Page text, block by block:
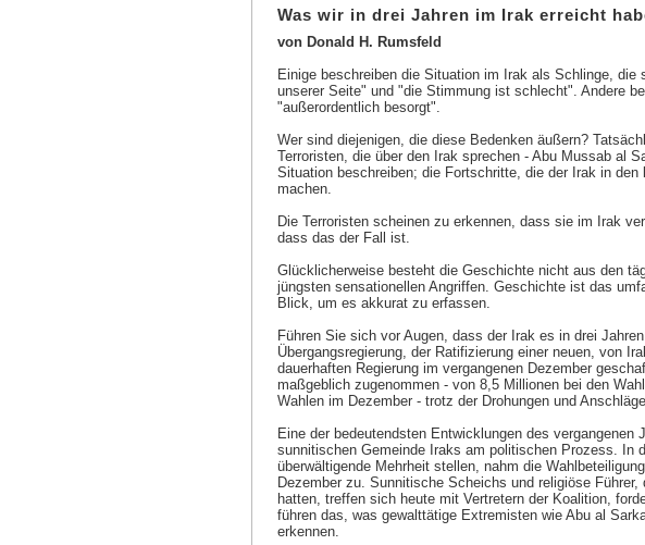
Was wir in drei Jahren im Irak erreicht
von Donald H. Rumsfeld
Einige beschreiben die Situation im Irak als Schlinge,
unserer Seite" und "die Stimmung ist schlecht". Andere
"außerordentlich besorgt".
Wer sind diejenigen, die diese Bedenken äußern?
Terroristen, die über den Irak sprechen - Abu Mussab al
Situation beschreiben; die Fortschritte, die der Irak in
machen.
Die Terroristen scheinen zu erkennen, dass sie im Irak
dass das der Fall ist.
Glücklicherweise besteht die Geschichte nicht aus den
jüngsten sensationellen Angriffen. Geschichte ist das
Blick, um es akkurat zu erfassen.
Führen Sie sich vor Augen, dass der Irak es in drei
Übergangsregierung, der Ratifizierung einer neuen, von
dauerhaften Regierung im vergangenen Dezember
maßgeblich zugenommen - von 8,5 Millionen bei den
Wahlen im Dezember - trotz der Drohungen und
Eine der bedeutendsten Entwicklungen des vergangenen
sunnitischen Gemeinde Iraks am politischen Prozess. In
überwältigende Mehrheit stellen, nahm die
Dezember zu. Sunnitische Scheichs und religiöse
hatten, treffen sich heute mit Vertretern der Koalition,
führen das, was gewalttätige Extremisten wie Abu al
erkennen.